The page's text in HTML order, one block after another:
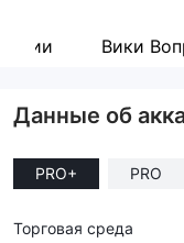
КомпанияВики
Данные об
PRO+ PRO
Торговая среда